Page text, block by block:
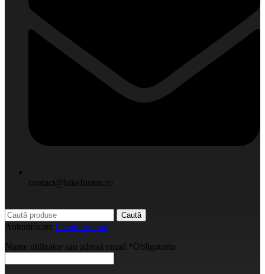
contact@bikefusion.ro
Caută
Autentificare Creați un cont
Nume utilizator sau adresă email *Obligatoriu